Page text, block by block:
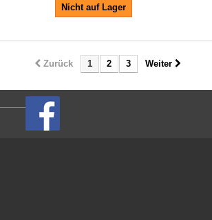
Nicht auf Lager
Zurück 1 2 3 Weiter